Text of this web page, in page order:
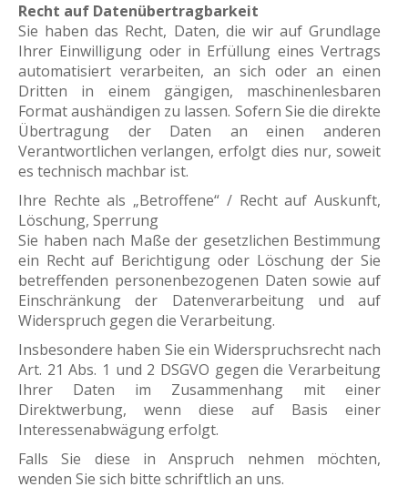
Recht auf Datenübertragbarkeit
Sie haben das Recht, Daten, die wir auf Grundlage
Ihrer Einwilligung oder in Erfüllung eines Vertrags
automatisiert verarbeiten, an sich oder an einen
Dritten in einem gängigen, maschinenlesbaren
Format aushändigen zu lassen. Sofern Sie die direkte
Übertragung der Daten an einen anderen
Verantwortlichen verlangen, erfolgt dies nur, soweit
es technisch machbar ist.
Ihre Rechte als „Betroffene“ / Recht auf Auskunft,
Löschung, Sperrung
Sie haben nach Maße der gesetzlichen Bestimmung
ein Recht auf Berichtigung oder Löschung der Sie
betreffenden personenbezogenen Daten sowie auf
Einschränkung der Datenverarbeitung und auf
Widerspruch gegen die Verarbeitung.
Insbesondere haben Sie ein Widerspruchsrecht nach
Art. 21 Abs. 1 und 2 DSGVO gegen die Verarbeitung
Ihrer Daten im Zusammenhang mit einer
Direktwerbung, wenn diese auf Basis einer
Interessenabwägung erfolgt.
Falls Sie diese in Anspruch nehmen möchten,
wenden Sie sich bitte schriftlich an uns.